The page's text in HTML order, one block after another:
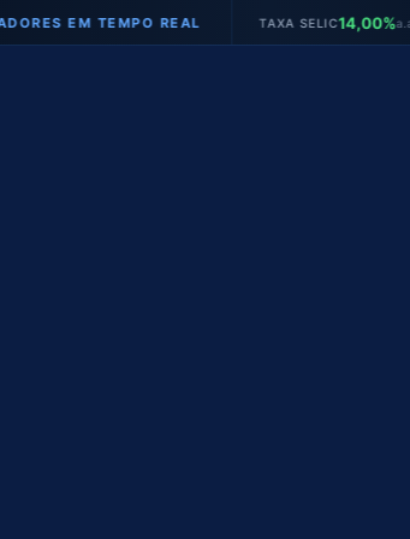
EM TEMPO REAL TAXA SELIC14,00%a.a.